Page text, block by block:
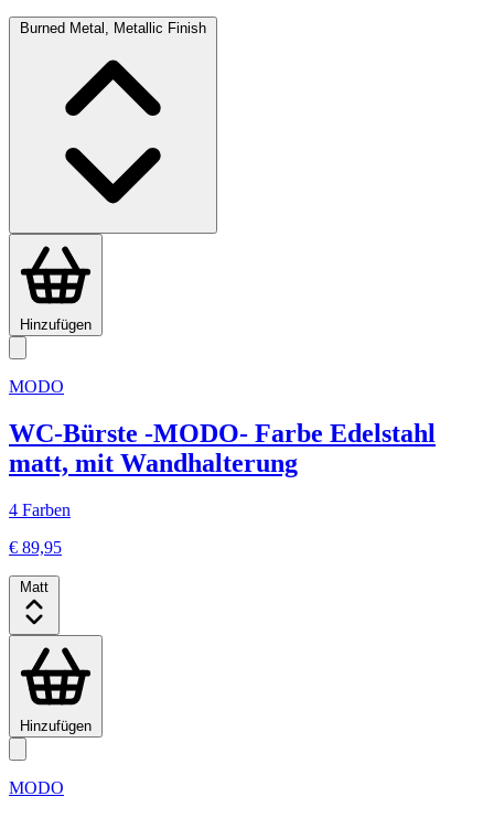
Burned Metal, Metallic Finish
Hinzufügen
MODO
WC-Bürste -MODO- Farbe Edelstahl
matt, mit Wandhalterung
4 Farben
€ 89,95
Matt
Hinzufügen
MODO